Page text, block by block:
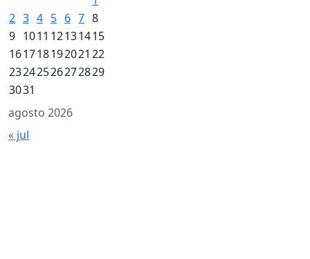
agosto 2026
2 3 4 5 6 7 8
9 1011 12131415
161718192021 22
23242526272829
3031
« jul